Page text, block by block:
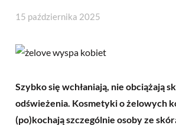
15 października 2025
Szybko się wchłaniają, nie obciążają
odświeżenia. Kosmetyki o żelowych
(po)kochają szczególnie osoby ze